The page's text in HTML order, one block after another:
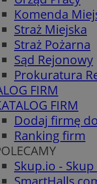
Komenda
Straż Miejska
Straż Pożarna
Sąd Rejonowy
Prokuratura
FIRM
FIRM
Dodaj firmę
Ranking firm
Skup.io -